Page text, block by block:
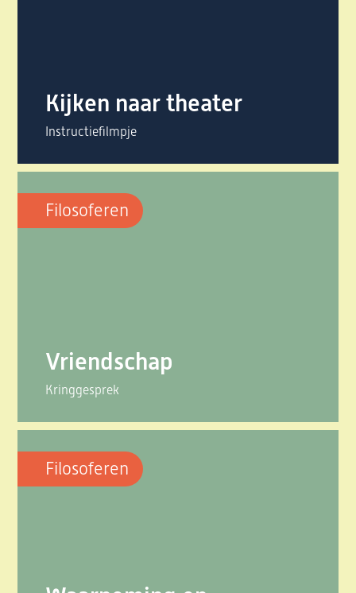
Kijken naar theater
Instructiefilmpje
Filosoferen
Vriendschap
Kringgesprek
Filosoferen